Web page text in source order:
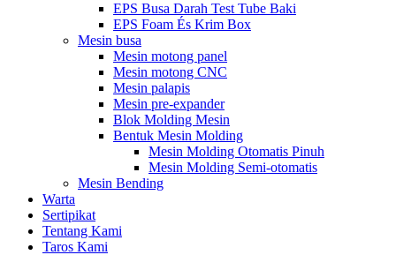
EPS Busa Darah Test Tube Baki
EPS Foam És Krim Box
Mesin busa
Mesin motong panel
Mesin motong CNC
Mesin palapis
Mesin pre-expander
Blok Molding Mesin
Bentuk Mesin Molding
Mesin Molding Otomatis Pinuh
Mesin Molding Semi-otomatis
Mesin Bending
Warta
Sertipikat
Tentang Kami
Taros Kami